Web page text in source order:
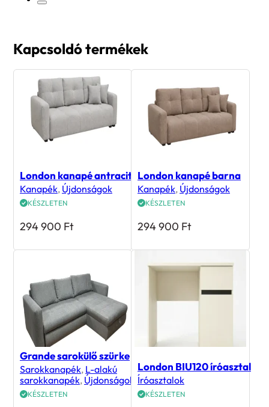
Kapcsoldó termékek
London kanapé antracit
Kanapék, Újdonságok
KÉSZLETEN
294 900 Ft
London kanapé barna
Kanapék, Újdonságok
KÉSZLETEN
294 900 Ft
Grande sarokülő szürke
Sarokkanapék, L-alakú
sarokkanapék, Újdonságok
KÉSZLETEN
London BIU120 íróasztal
Íróasztalok
KÉSZLETEN